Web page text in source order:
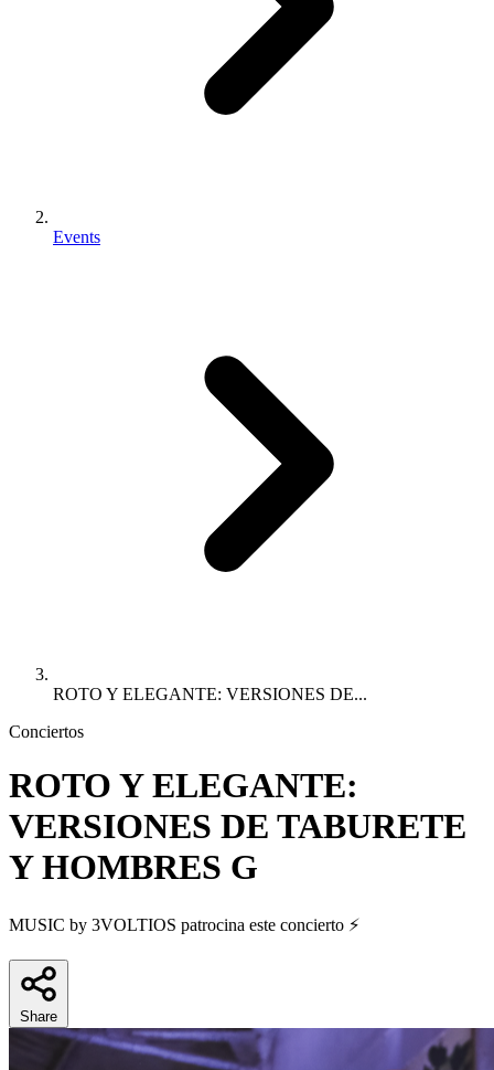
Events
ROTO Y ELEGANTE: VERSIONES DE...
Conciertos
ROTO Y ELEGANTE:
VERSIONES DE TABURETE
Y HOMBRES G
MUSIC by 3VOLTIOS patrocina este concierto ⚡
Share